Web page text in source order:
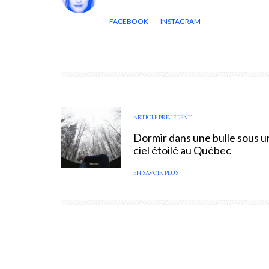
FACEBOOK INSTAGRAM
ARTICLE PRÉCÉDENT
Dormir dans une bulle sous
ciel étoilé au Québec
EN SAVOIR PLUS